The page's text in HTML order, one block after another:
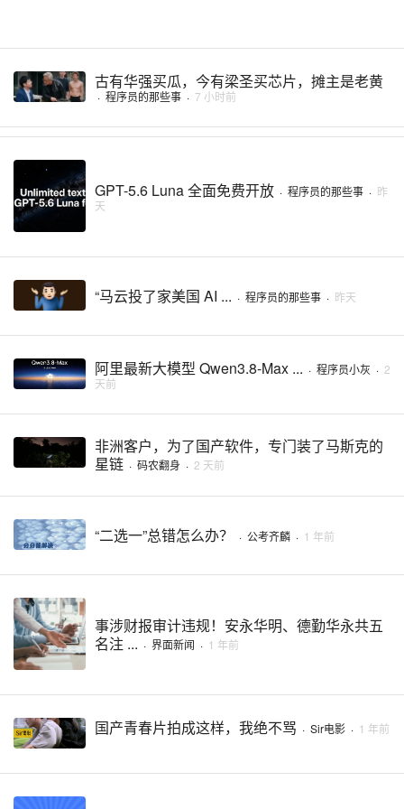
古有华强买瓜，今有梁圣买芯片，摊主是老黄
· 程序员的那些事 · 7 小时前
GPT-5.6 Luna 全面免费开放 · 程序员的那些事 · 昨
天
“马云投了家美国 AI ... · 程序员的那些事 · 昨天
阿里最新大模型 Qwen3.8-Max ... · 程序员小灰 · 2
天前
非洲客户，为了国产软件，专门装了马斯克的
星链 · 码农翻身 · 2 天前
“二选一”总错怎么办？ · 公考齐麟 · 1 年前
事涉财报审计违规！安永华明、德勤华永共五
名注 ... · 界面新闻 · 1 年前
国产青春片拍成这样，我绝不骂 · Sir电影 · 1 年前